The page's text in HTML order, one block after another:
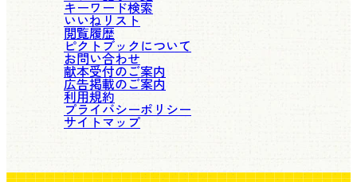
キーワード検索
いいねリスト
閲覧履歴
ピクトブックについて
お問い合わせ
献本受付のご案内
広告掲載のご案内
利用規約
プライバシーポリシー
サイトマップ